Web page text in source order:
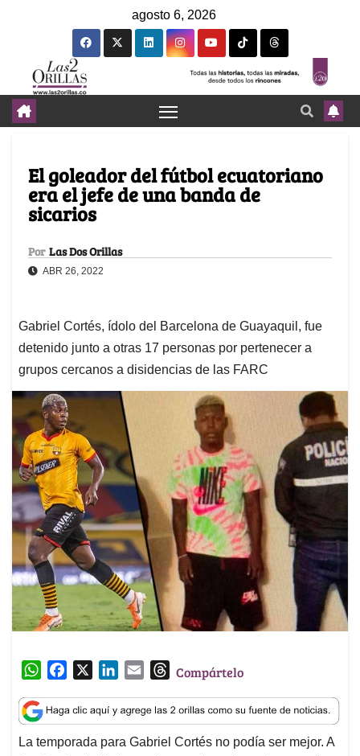
agosto 6, 2026
El goleador del fútbol ecuatoriano
era el jefe de una banda de
sicarios
Por Las Dos Orillas
ABR 26, 2022
Gabriel Cortés, ídolo del Barcelona de Guayaquil, fue
detenido junto a otras 17 personas por pertenecer a
grupos cercanos a disidencias de las FARC
W
a
t
s
c
e
b
n
k
e
a
i
l
T
r
e
a
Compártelo
La temporada para Gabriel Cortés no podía ser mejor. A